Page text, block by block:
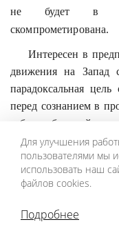
не будет в
скомпрометирована.
Интересен в
движения на Запад
парадоксальная
перед сознанием в
себя, чтобы прийти к
Хорошо видной
вечного стремления
стремления к
мышления без конца
не меняя его). За
Для улучшения
пользователями мы
использовать наш
файлов cookies.
Подробнее